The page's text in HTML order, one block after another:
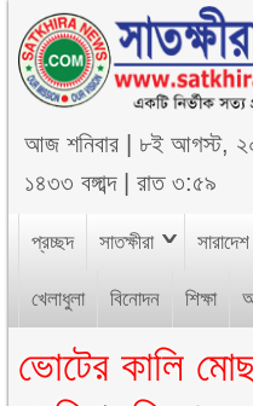
আজশনিবার ৮ই আগস্ট,
১৪৩৩ বঙ্গাব্দ|রাত ৩:৫৯
প্রচ্ছদ সাতক্ষীরা সারাদেশ
খেলাধুলা বিনোদন শিক্ষা
ভোটের কালি